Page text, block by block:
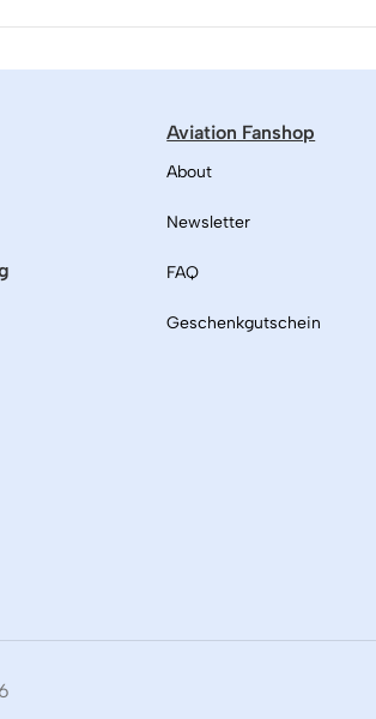
Aviation Fanshop
About
Newsletter
FAQ
Geschenkgutschein